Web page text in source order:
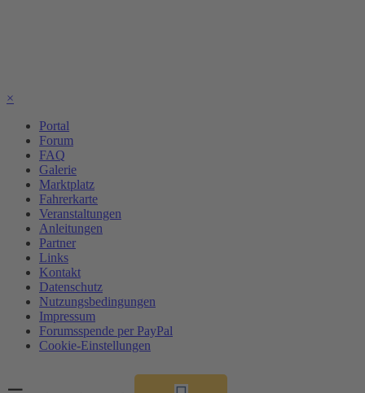
×
Portal
Forum
FAQ
Galerie
Marktplatz
Fahrerkarte
Veranstaltungen
Anleitungen
Partner
Links
Kontakt
Datenschutz
Nutzungsbedingungen
Impressum
Forumsspende per PayPal
Cookie-Einstellungen